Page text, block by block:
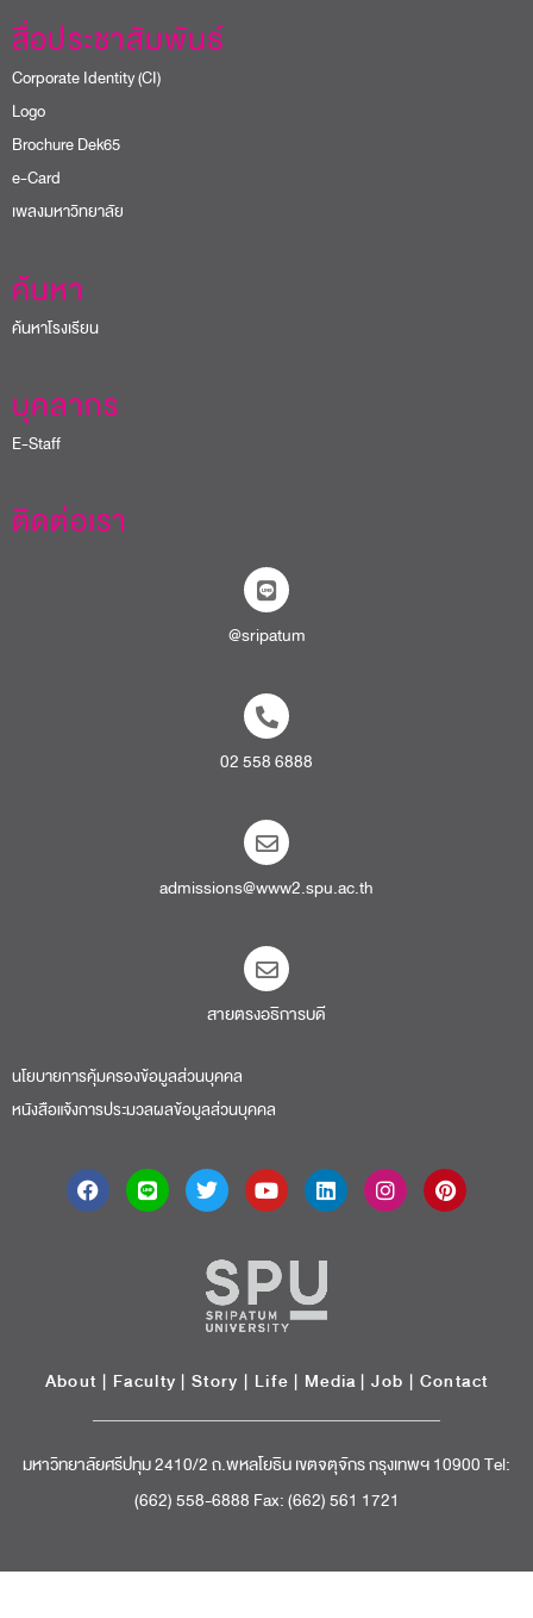
สื่อประชาสัมพันธ์
Corporate Identity (CI)
Logo
Brochure Dek65
e-Card
เพลงมหาวิทยาลัย
ค้นหา
ค้นหาโรงเรียน
บุคลากร
E-Staff
ติดต่อเรา
@sripatum
02 558 6888
admissions@www2.spu.ac.th
สายตรงอธิการบดี​
นโยบายการคุ้มครองข้อมูลส่วนบุคคล
หนังสือแจ้งการประมวลผลข้อมูลส่วนบุคคล
About | Faculty | Story | Life | Media |Job | Contact
มหาวิทยาลัยศรีปทุม 2410/2 ถ.พหลโยธิน เขตจตุจักร กรุงเทพฯ 10900 Tel:
(662) 558-6888 Fax: (662) 561 1721